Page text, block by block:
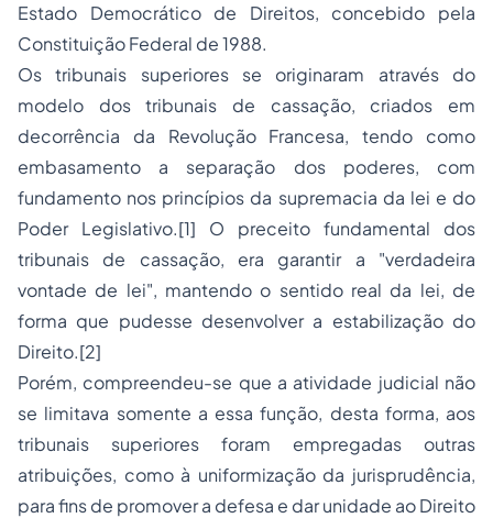
Estado Democrático de Direitos, concebido pela
Constituição Federal de 1988.
Os tribunais superiores se originaram através do
modelo dos tribunais de cassação, criados em
decorrência da Revolução Francesa, tendo como
embasamento a separação dos poderes, com
fundamento nos princípios da supremacia da lei e do
Poder Legislativo.[1] O preceito fundamental dos
tribunais de cassação, era garantir a "verdadeira
vontade de lei", mantendo o sentido real da lei, de
forma que pudesse desenvolver a estabilização do
Direito.[2]
Porém, compreendeu-se que a atividade judicial não
se limitava somente a essa função, desta forma, aos
tribunais superiores foram empregadas outras
atribuições, como à uniformização da jurisprudência,
para fins de promover a defesa e dar unidade ao Direito